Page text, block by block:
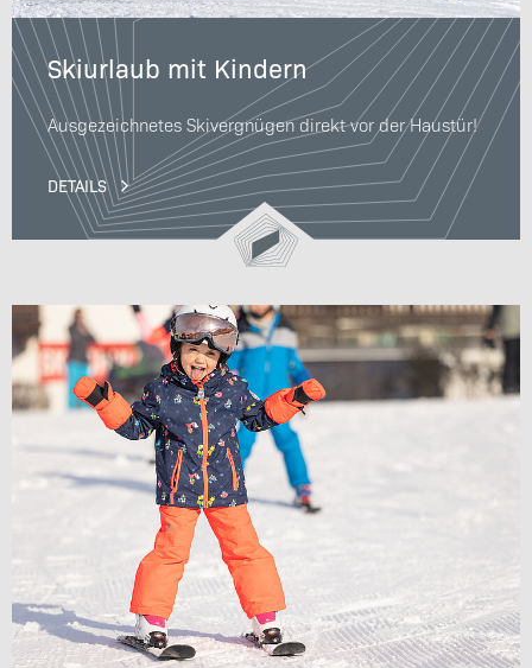
Skiurlaub mit Kindern
Ausgezeichnetes Skivergnügen direkt vor der Haustür!
DETAILS